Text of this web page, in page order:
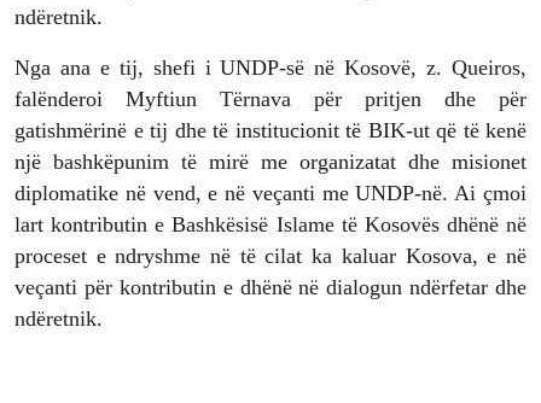
ndëretnik.
Nga ana e tij, shefi i UNDP-së në Kosovë, z. Queiros,
falënderoi Myftiun Tërnava për pritjen dhe për
gatishmërinë e tij dhe të institucionit të BIK-ut që të kenë
një bashkëpunim të mirë me organizatat dhe misionet
diplomatike në vend, e në veçanti me UNDP-në. Ai çmoi
lart kontributin e Bashkësisë Islame të Kosovës dhënë në
proceset e ndryshme në të cilat ka kaluar Kosova, e në
veçanti për kontributin e dhënë në dialogun ndërfetar dhe
ndëretnik.